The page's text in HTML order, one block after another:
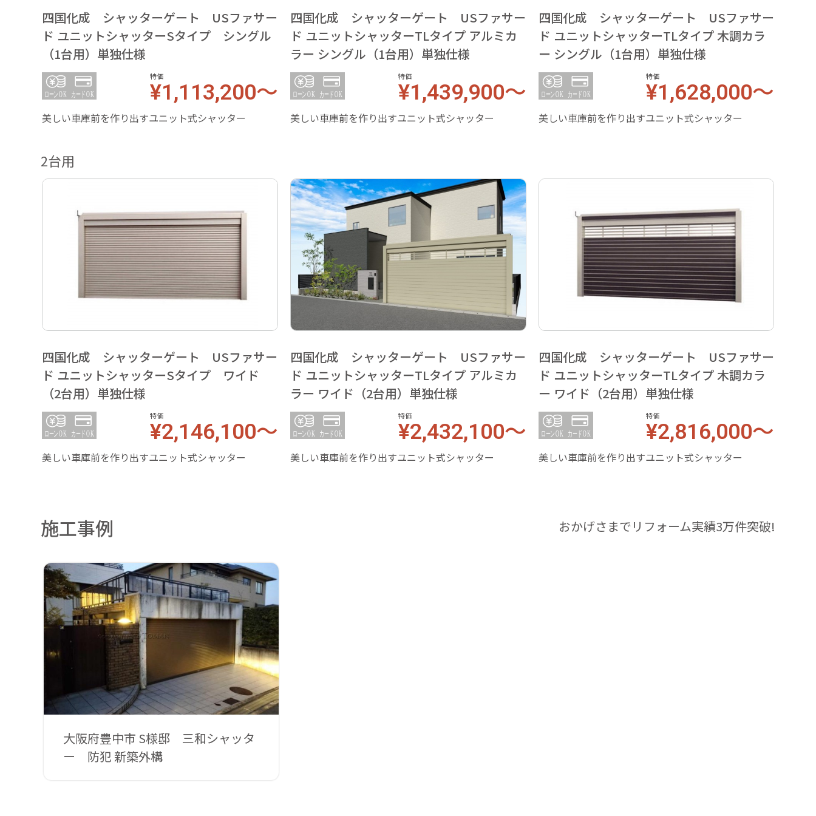
四国化成 シャッターゲート USファサー
ド ユニットシャッターSタイプ シングル
（1台用）単独仕様
特価
¥1,113,200～
美しい車庫前を作り出すユニット式シャッター
四国化成 シャッターゲート USファサー
ド ユニットシャッターTLタイプ アルミカ
ラー シングル（1台用）単独仕様
特価
¥1,439,900～
美しい車庫前を作り出すユニット式シャッター
四国化成 シャッターゲート USファサー
ド ユニットシャッターTLタイプ 木調カラ
ー シングル（1台用）単独仕様
特価
¥1,628,000～
美しい車庫前を作り出すユニット式シャッター
2台用
四国化成 シャッターゲート USファサー
ド ユニットシャッターSタイプ ワイド
（2台用）単独仕様
特価
¥2,146,100～
美しい車庫前を作り出すユニット式シャッター
四国化成 シャッターゲート USファサー
ド ユニットシャッターTLタイプ アルミカ
ラー ワイド（2台用）単独仕様
特価
¥2,432,100～
美しい車庫前を作り出すユニット式シャッター
四国化成 シャッターゲート USファサー
ド ユニットシャッターTLタイプ 木調カラ
ー ワイド（2台用）単独仕様
特価
¥2,816,000～
美しい車庫前を作り出すユニット式シャッター
施工事例 おかげさまでリフォーム実績3万件突破!
大阪府豊中市 S様邸 三和シャッタ
ー 防犯 新築外構